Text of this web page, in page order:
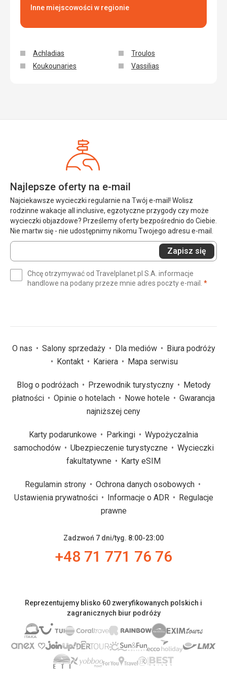
Inne miejscowości w regionie
Achladias
Koukounaries
Troulos
Vassilias
Najlepsze oferty na e-mail
Najciekawsze wycieczki regularnie na Twój e-mail! Wolisz
rodzinne wakacje all inclusive, egzotyczne przygody czy może
wycieczki objazdowe? Prześlemy oferty bezpośrednio do Ciebie.
Nie martw się - nie udostępnimy nikomu Twojego adresu e-mail.
Wprowadź
swój
(wymagane)
Zapisz się
Chcę otrzymywać od Travelplanet.pl S.A. informacje
handlowe na podany przeze mnie adres poczty e-mail. *
O nas Salony sprzedaży Dla mediów
Biura podróży
Kontakt
Kariera Mapa serwisu
Blog o podróżach Przewodnik turystyczny
Metody
płatności
Opinie o hotelach Nowe hotele
Gwarancja
najniższej ceny
Karty podarunkowe Parkingi
Wypożyczalnia
samochodów
Ubezpieczenie turystyczne
Wycieczki
fakultatywne
Karty eSIM
Regulamin strony
Ochrona danych osobowych
Ustawienia prywatności
Informacje o ADR
Regulacje
prawne
Zadzwoń 7 dni/tyg. 8:00-23:00
+48 71 771 76 76
Reprezentujemy blisko 60 zweryfikowanych polskich i
zagranicznych biur podróży